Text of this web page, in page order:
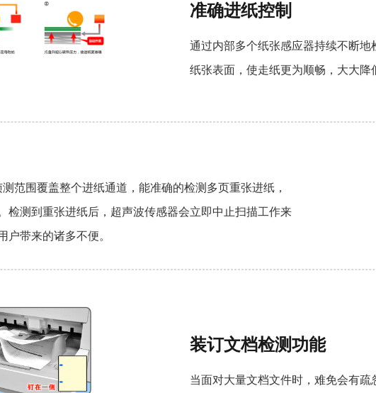
准确进纸控制
通过内部多个纸张感应器持续不断
纸张表面，使走纸更为顺畅，大大降
范围覆盖整个进纸通道，能准确的检测多页重张进纸，
检测到重张进纸后，超声波传感器会立即中止扫描工作来
户带来的诸多不便。
装订文档检测功能
当面对大量文档文件时，难免会有疏